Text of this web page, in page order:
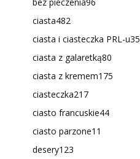
ciasta482
ciasta i ciasteczka PRL-u35
ciasta z galaretką80
ciasta z kremem175
ciasteczka217
ciasto francuskie44
ciasto parzone11
desery123